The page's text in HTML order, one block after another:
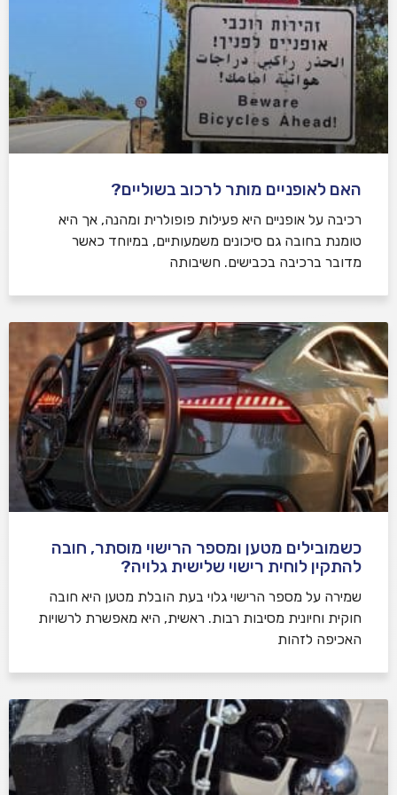
האם לאופניים מותר לרכוב בשוליים?
רכיבה על אופניים היא פעילות פופולרית ומהנה, אך היא
טומנת בחובה גם סיכונים משמעותיים, במיוחד כאשר
מדובר ברכיבה בכבישים. חשיבותה
כשמובילים מטען ומספר הרישוי מוסתר, חובה
להתקין לוחית רישוי שלישית גלויה?
שמירה על מספר הרישוי גלוי בעת הובלת מטען היא חובה
חוקית וחיונית מסיבות רבות. ראשית, היא מאפשרת לרשויות
האכיפה לזהות